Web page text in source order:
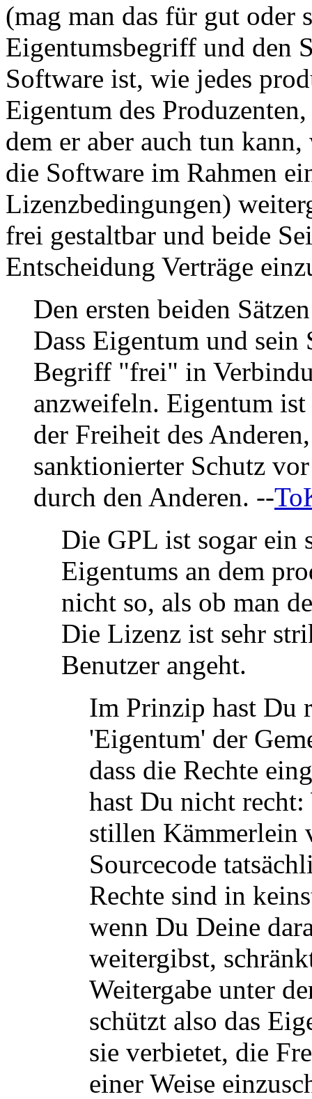
(mag man das für gut oder
Eigentumsbegriff und den
Software ist, wie jedes
Eigentum des
dem er aber auch tun
die Software im Rahmen
Lizenzbedingungen)
frei gestaltbar und beide
Entscheidung Verträge
Den ersten beiden
Dass Eigentum und
Begriff "frei" in
anzweifeln. Eigentum
der Freiheit des
sanktionierter Schutz
durch den Anderen. --
Die GPL ist sogar ein
Eigentums an dem
nicht so, als ob man
Die Lizenz ist sehr
Benutzer angeht.
Im Prinzip hast Du
'Eigentum' der
dass die Rechte
hast Du nicht
stillen Kämmerlein
Sourcecode
Rechte sind in
wenn Du Deine
weitergibst,
Weitergabe unter
schützt also das
sie verbietet, die
einer Weise